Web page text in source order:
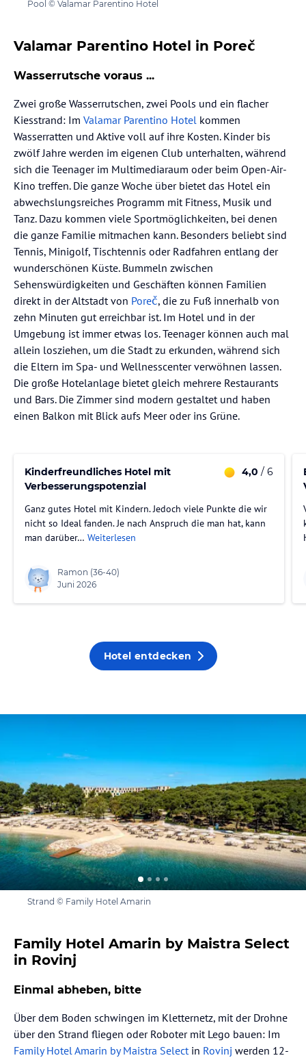
Pool © Valamar Parentino Hotel
Valamar Parentino Hotel in Poreč
Wasserrutsche voraus ...
Zwei große Wasserrutschen, zwei Pools und ein flacher
Kiesstrand: Im Valamar Parentino Hotel kommen
Wasserratten und Aktive voll auf ihre Kosten. Kinder bis
zwölf Jahre werden im eigenen Club unterhalten, während
sich die Teenager im Multimediaraum oder beim Open-Air-
Kino treffen. Die ganze Woche über bietet das Hotel ein
abwechslungsreiches Programm mit Fitness, Musik und
Tanz. Dazu kommen viele Sportmöglichkeiten, bei denen
die ganze Familie mitmachen kann. Besonders beliebt sind
Tennis, Minigolf, Tischtennis oder Radfahren entlang der
wunderschönen Küste. Bummeln zwischen
Sehenswürdigkeiten und Geschäften können Familien
direkt in der Altstadt von Poreč, die zu Fuß innerhalb von
zehn Minuten gut erreichbar ist. Im Hotel und in der
Umgebung ist immer etwas los. Teenager können auch mal
allein losziehen, um die Stadt zu erkunden, während sich
die Eltern im Spa- und Wellnesscenter verwöhnen lassen.
Die große Hotelanlage bietet gleich mehrere Restaurants
und Bars. Die Zimmer sind modern gestaltet und haben
einen Balkon mit Blick aufs Meer oder ins Grüne.
Kinderfreundliches Hotel mit
Verbesserungspotenzial
4,0 / 6
Ganz gutes Hotel mit Kindern. Jedoch viele Punkte die wir
nicht so Ideal fanden. Je nach Anspruch die man hat, kann
man darüber… Weiterlesen
Ramon (36-40)
Juni 2026
Hotel entdecken
Strand © Family Hotel Amarin
Family Hotel Amarin by Maistra Select
in Rovinj
Einmal abheben, bitte
Über dem Boden schwingen im Kletternetz, mit der Drohne
über den Strand fliegen oder Roboter mit Lego bauen: Im
Family Hotel Amarin by Maistra Select in Rovinj werden 12-